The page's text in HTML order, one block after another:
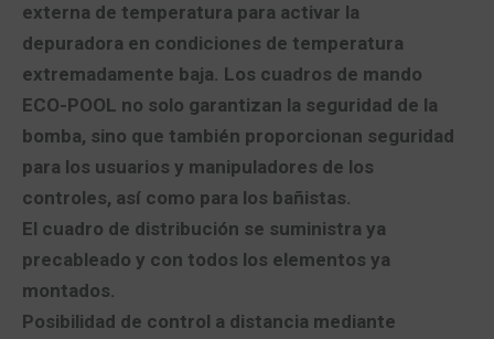
externa de temperatura para activar la
depuradora en condiciones de temperatura
extremadamente baja. Los cuadros de mando
ECO-POOL no solo garantizan la seguridad de la
bomba, sino que también proporcionan seguridad
para los usuarios y manipuladores de los
controles, así como para los bañistas.
El cuadro de distribución se suministra ya
precableado y con todos los elementos ya
montados.
Posibilidad de control a distancia mediante